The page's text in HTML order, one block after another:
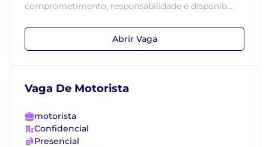
comprometimento, responsabilidade e disponib...
Abrir Vaga
Vaga De Motorista
motorista
Confidencial
Presencial